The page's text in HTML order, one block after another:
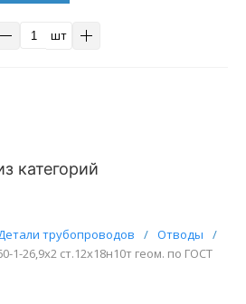
шт
категорий
трубопроводов / Отводы
/
1-26,9х2 ст.12х18н10т геом. по ГОСТ